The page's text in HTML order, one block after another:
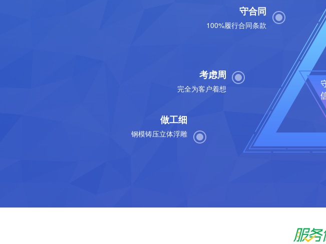
守合同
100%履行合同条款
考虑周
完全为客户着想
做工细
钢模铸压立体浮雕